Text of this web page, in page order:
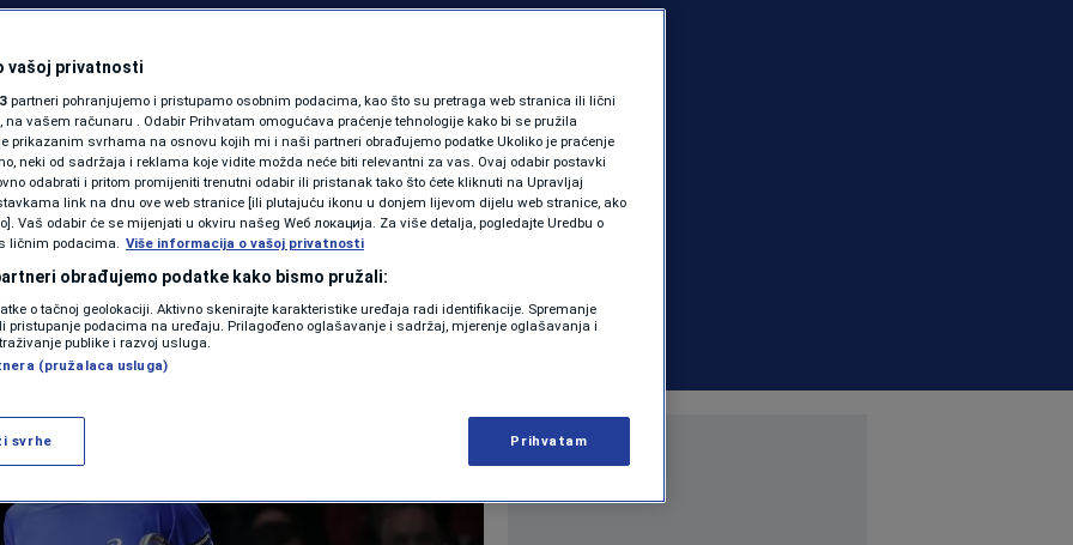
SHOWBIZ
KOLUMNE
PODCAST
N1 SPECIJAL
FENOMENI
NEISTRAŽENO
VIRALNO
VIDEO
sam s**nje, ali ko
kladite na mene?
TENIS | 0 komentara
Više
vašoj privatnosti
partneri pohranjujemo i pristupamo osobnim podacima, kao što su pretraga web stranica ili lični
na vašem računaru . Odabir Prihvatam omogućava praćenje tehnologije kako bi se pružila
prikazanim svrhama na osnovu kojih mi i naši partneri obrađujemo podatke Ukoliko je praćenje
neki od sadržaja i reklama koje vidite možda neće biti relevantni za vas. Ovaj odabir postavki
odabrati i pritom promijeniti trenutni odabir ili pristanak tako što ćete kliknuti na Upravljaj
link na dnu ove web stranice [ili plutajuću ikonu u donjem lijevom dijelu web stranice, ako
Vaš odabir će se mijenjati u okviru našeg Wеб локација. Za više detalja, pogledajte Uredbu o
ličnim podacima. Više informacija o vašoj privatnosti
obrađujemo podatke kako bismo pružali:
o tačnoj geolokaciji. Aktivno skenirajte karakteristike uređaja radi identifikacije. Spremanje
pristupanje podacima na uređaju. Prilagođeno oglašavanje i sadržaj, mjerenje oglašavanja i
publike i razvoj usluga.
(pružalaca usluga)
svrhe Prihvatam